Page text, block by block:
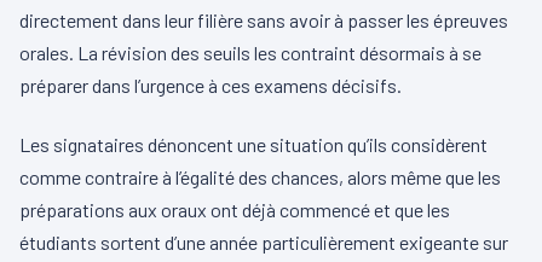
directement dans leur filière sans avoir à passer les épreuves
orales. La révision des seuils les contraint désormais à se
préparer dans l’urgence à ces examens décisifs.
Les signataires dénoncent une situation qu’ils considèrent
comme contraire à l’égalité des chances, alors même que les
préparations aux oraux ont déjà commencé et que les
étudiants sortent d’une année particulièrement exigeante sur